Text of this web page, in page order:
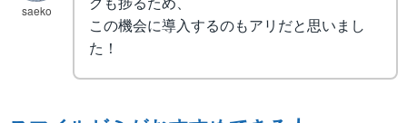
saeko
この機会に導入するのもアリだと思いまし
た！